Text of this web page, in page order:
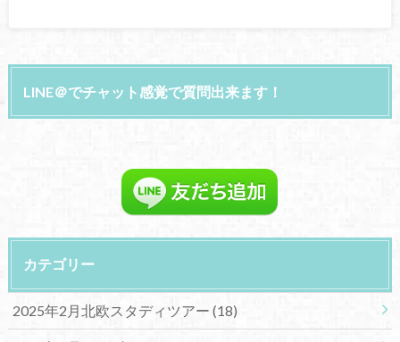
LINE＠でチャット感覚で質問出来ます！
カテゴリー
2025年2月北欧スタディツアー (18)